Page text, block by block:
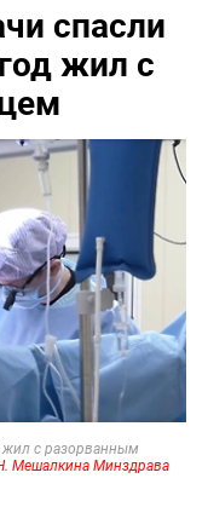
спасли
жил с
с разорванным
Мешалкина Минздрава